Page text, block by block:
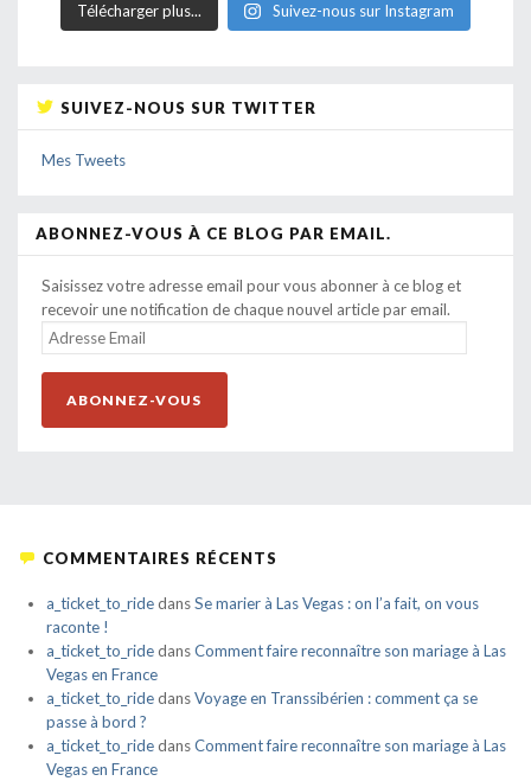
Télécharger plus... Suivez-nous sur Instagram
SUIVEZ-NOUS SUR TWITTER
Mes Tweets
ABONNEZ-VOUS À CE BLOG PAR EMAIL.
Saisissez votre adresse email pour vous abonner à ce blog et
recevoir une notification de chaque nouvel article par email.
ADRESSE
EMAIL
ABONNEZ-VOUS
COMMENTAIRES RÉCENTS
a_ticket_to_ridedansSe marier à Las Vegas : on l’a fait, on vous
raconte !
a_ticket_to_ridedansComment faire reconnaître son mariage à Las
Vegas en France
a_ticket_to_ridedansVoyage en Transsibérien : comment ça se
passe à bord ?
a_ticket_to_ridedansComment faire reconnaître son mariage à Las
Vegas en France